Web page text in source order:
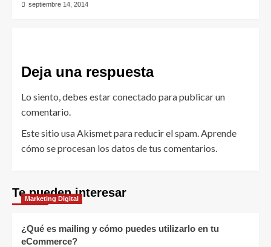
septiembre 14, 2014
Deja una respuesta
Lo siento, debes estarconectado para publicar un
comentario.
Este sitio usa Akismet para reducir el spam.Aprende
cómo se procesan los datos de tus comentarios.
Te pueden interesar
Marketing Digital
¿Qué es mailing y cómo puedes utilizarlo en tu
eCommerce?